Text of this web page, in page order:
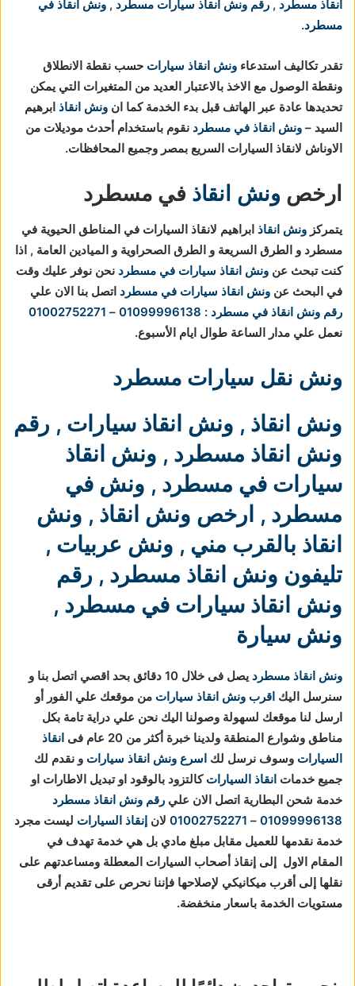
انقاذ مسطرد , رقم ونش انقاذ سيارات مسطرد , ونش انقاذ في
مسطرد.
تقدر تكاليف استدعاء ونش انقاذ سيارات حسب نقطة الانطلاق
ونقطة الوصول مع الاخذ بالاعتبار العديد من المتغيرات التي يمكن
تحديدها عادة عبر الهاتف قبل بدء الخدمة كما ان ونش انقاذ ابرهيم
السيد – ونش انقاذ في مسطرد نقوم باستخدام أحدث موديلات من
الاوناش لانقاذ السيارات السريع بمصر وجميع المحافظات.
ارخص ونش انقاذ في مسطرد
يتمركز ونش انقاذ ابراهيم لانقاذ السيارات في المناطق الحيوية في
مسطرد و الطرق السريعة و الطرق الصحراوية و الميادين العامة , اذا
كنت تبحث عن ونش انقاذ سيارات في مسطرد نحن نوفر عليك وقت
في البحث عن ونش انقاذ سيارات في مسطرد اتصل بنا الان علي
رقم ونش انقاذ في مسطرد :
01099996138
–
01002752271
نعمل علي مدار الساعة طوال ايام الأسبوع.
ونش نقل سيارات مسطرد
ونش انقاذ , ونش انقاذ سيارات , رقم
ونش انقاذ مسطرد , ونش انقاذ
سيارات في مسطرد , ونش في
مسطرد , ارخص ونش انقاذ , ونش
انقاذ بالقرب مني , ونش عربيات ,
تليفون ونش انقاذ مسطرد , رقم
ونش انقاذ سيارات في مسطرد ,
ونش سيارة
ونش انقاذ مسطرد
يصل فى خلال 10 دقائق بحد اقصي اتصل بنا و
سنرسل اليك اقرب ونش انقاذ سيارات من موقعك علي الفور أو
ارسل لنا موقعك لسهولة وصولنا اليك نحن علي دراية تامة بكل
مناطق وشوارع المنطقة ولدينا خبرة أكثر من 20 عام فى
انقاذ
السيارات وسوف نرسل لك اسرع ونش انقاذ سيارات و نقدم لك
جميع خدمات انقاذ السيارات كالتزود بالوقود او تبديل الاطارات او
خدمة شحن البطارية اتصل الان علي رقم ونش انقاذ مسطرد
01099996138
–
01002752271 لان إنقاذ السيارات ليست مجرد
خدمة نقدمها للعميل مقابل مبلغ مادي بل هي خدمة تهدف في
المقام الاول إلى إنقاذ أصحاب السيارات المعطلة ومساعدتهم على
نقلها إلى أقرب ميكانيكي لإصلاحها فإننا نحرص على تقديم أرقى
مستويات الخدمة باسعار منخفضة.